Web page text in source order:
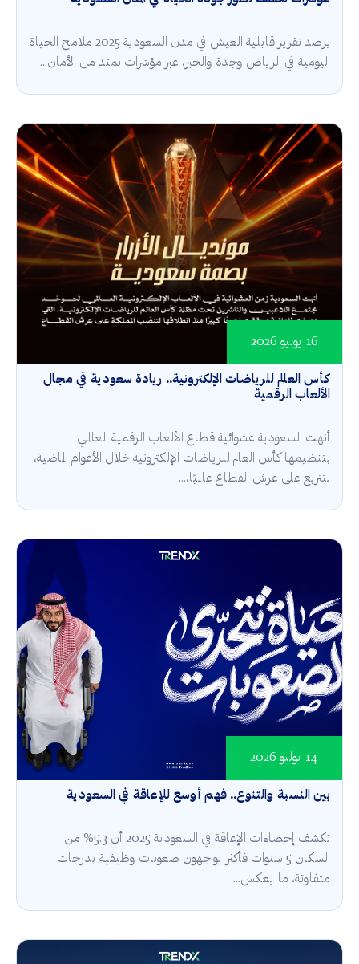
يرصد تقرير قابلية العيش في مدن السعودية 2025 ملامح الحياة
اليومية في الرياض وجدة والخبر، عبر مؤشرات تمتد من الأمان...
كأس العالم للرياضات الإلكترونية.. ريادة سعودية في مجال
الألعاب الرقمية
16 يوليو 2026
أنهت السعودية عشوائية قطاع الألعاب الرقمية العالمي
بتنظيمها كأس العالم للرياضات الإلكترونية خلال الأعوام الماضية،
لتتربع على عرش القطاع عالميًا،...
بين النسبة والتنوع.. فهم أوسع للإعاقة في السعودية
14 يوليو 2026
تكشف إحصاءات الإعاقة في السعودية 2025 أن 5.3% من
السكان 5 سنوات فأكثر يواجهون صعوبات وظيفية بدرجات
متفاوتة، ما يعكس...